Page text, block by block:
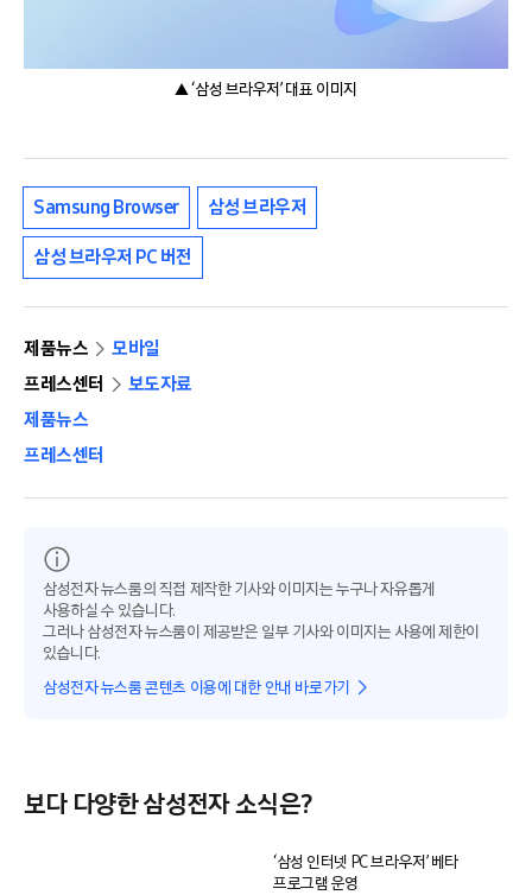
▲ ‘삼성 브라우저’ 대표 이미지
Samsung Browser 삼성 브라우저
삼성 브라우저 PC 버전
제품뉴스
모바일
프레스센터
보도자료
제품뉴스
프레스센터
삼성전자 뉴스룸의 직접 제작한 기사와 이미지는 누구나 자유롭게
사용하실 수 있습니다.
그러나 삼성전자 뉴스룸이 제공받은 일부 기사와 이미지는 사용에 제한이
있습니다.
삼성전자 뉴스룸 콘텐츠 이용에 대한 안내 바로가기
보다 다양한 삼성전자 소식은?
‘삼성 인터넷 PC 브라우저’ 베타
프로그램 운영